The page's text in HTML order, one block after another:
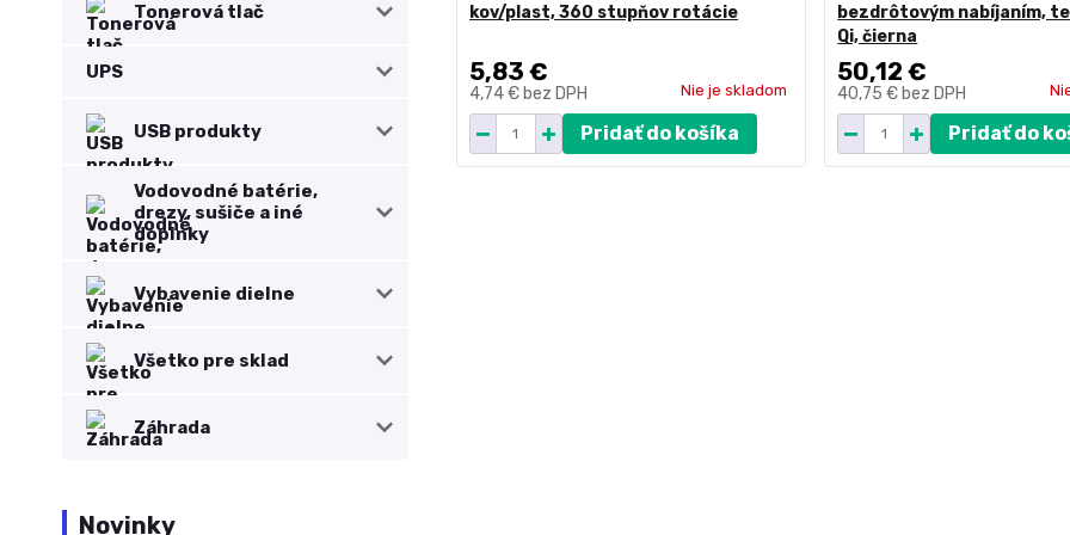
Tonerová tlač
UPS
USB produkty
Vodovodné batérie,
drezy, sušiče a iné
doplnky
Vybavenie dielne
Všetko pre sklad
Záhrada
Novinky
kov/plast, 360 stupňov rotácie
5,83 €
4,74 € bez DPH Nie je skladom
Pridať do košíka
bezdrôtovým nabíjaním,
Qi, čierna
50,12 €
40,75 € bez DPH
Pridať do